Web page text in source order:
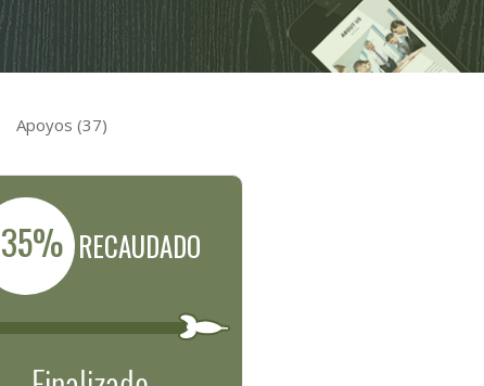
Apoyos (37)
RECAUDADO